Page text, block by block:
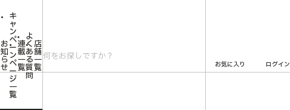
お
知
ら
せ
キ
ャ
ン
ペ
ー
ン
ペ
ー
ジ
一
覧
連
載
一
覧
よ
く
あ
る
質
問
店
舗
一
覧
お気に入り ログイン
コミック・アニメ・ゲーム雑貨